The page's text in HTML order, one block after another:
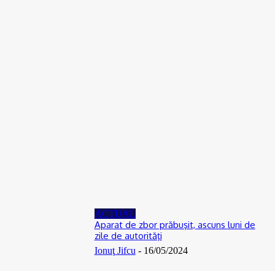
ACTUAL
Aparat de zbor prăbuşit, ascuns luni de
zile de autorităţi
Ionuţ Jifcu - 16/05/2024